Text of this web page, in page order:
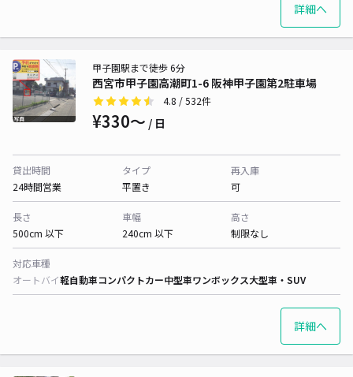
詳細へ
西宮市甲子園高潮町1-6 阪神甲子園第2駐車場
甲子園駅まで徒歩 6分
4.8 / 532件
¥330〜 / 日
貸出時間
24時間営業
タイプ
平置き
再入庫
可
長さ
500cm 以下
車幅
240cm 以下
高さ
制限なし
対応車種
オートバイ軽自動車コンパクトカー中型車ワンボックス大型車・SUV
詳細へ